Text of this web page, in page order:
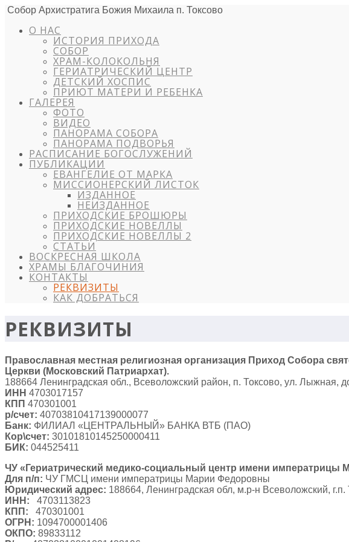
Собор Архистратига Божия Михаила п. Токсово
О НАС
ИСТОРИЯ ПРИХОДА
СОБОР
ХРАМ-КОЛОКОЛЬНЯ
ГЕРИАТРИЧЕСКИЙ ЦЕНТР
ДЕТСКИЙ ХОСПИС
ПРИЮТ МАТЕРИ И РЕБЕНКА
ГАЛЕРЕЯ
ФОТО
ВИДЕО
ПАНОРАМА СОБОРА
ПАНОРАМА ПОДВОРЬЯ
РАСПИСАНИЕ БОГОСЛУЖЕНИЙ
ПУБЛИКАЦИИ
ЕВАНГЕЛИЕ ОТ МАРКА
МИССИОНЕРСКИЙ ЛИСТОК
ИЗДАННОЕ
НЕИЗДАННОЕ
ПРИХОДСКИЕ БРОШЮРЫ
ПРИХОДСКИЕ НОВЕЛЛЫ
ПРИХОДСКИЕ НОВЕЛЛЫ 2
СТАТЬИ
ВОСКРЕСНАЯ ШКОЛА
ХРАМЫ БЛАГОЧИНИЯ
КОНТАКТЫ
РЕКВИЗИТЫ
КАК ДОБРАТЬСЯ
РЕКВИЗИТЫ
Православная местная религиозная организация Приход Собора
Церкви (Московский Патриархат).
188664 Ленинградская обл., Всеволожский район, п. Токсово, ул. Лыжная,
ИНН 4703017157
КПП 470301001
р/счет: 40703810417139000077
Банк: ФИЛИАЛ «ЦЕНТРАЛЬНЫЙ» БАНКА ВТБ (ПАО)
Кор\счет: 30101810145250000411
БИК: 044525411
ЧУ «Гериатрический медико-социальный центр имени
Для п/п: ЧУ ГМСЦ имени императрицы Марии Федоровны
Юридический адрес: 188664, Ленинградская обл, м.р-н Всеволожский,
ИНН: 4703113823
КПП: 470301001
ОГРН: 1094700001406
ОКПО: 89833112